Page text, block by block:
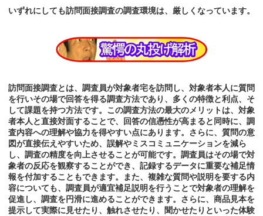
いずれにしても訪問面接調査の調査環境は、厳しくなっています。
訪問面接調査とは、調査員が対象者宅を訪問し、対象者本人に質問
を行いその場で回答を得る調査方法であり、多くの特徴と利点、そ
して課題を持つ方法です。この調査方法の最大のメリットは、対象
者本人と直接対面することで、回答の信憑性が高まると同時に、調
査内容への理解や協力を得やすい点にあります。さらに、質問の意
図が直接伝えやすいため、誤解やミスコミュニケーションを減ら
し、調査の精度を向上させることが可能です。調査員はその場で対
象者の反応を観察することができ、記録するデータに重要な補足情
報を付加することもできます。また、複雑な質問や説明を要する内
容についても、調査員が適宜補足説明を行うことで対象者の理解を
促進し、調査を円滑に進めることができます。さらに、商品見本を
提示して実際に見せたり、触れさせたり、聞かせたりといった体験